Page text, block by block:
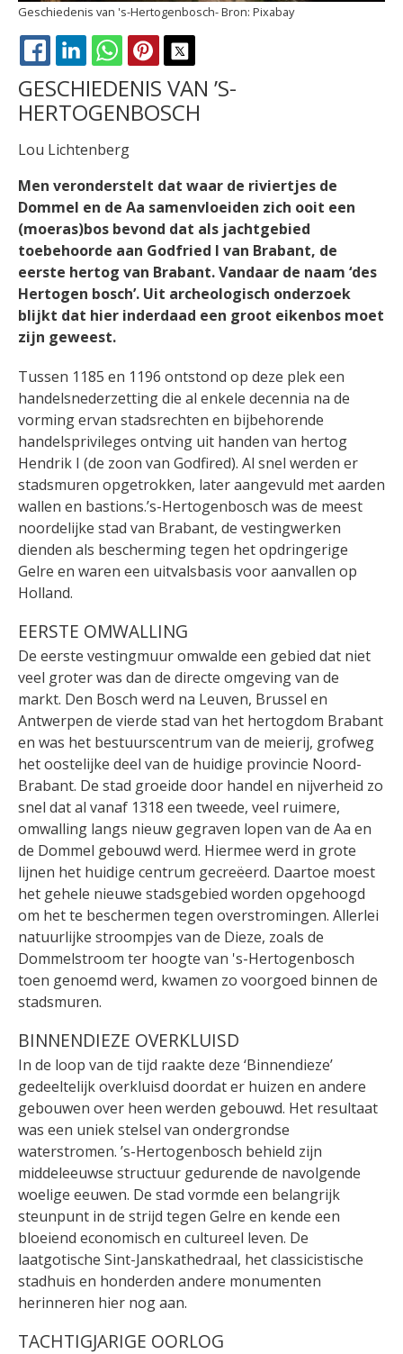
Geschiedenis van 's-Hertogenbosch Pixabay
FACEBOOK
LINKEDINWHATSAPPPINTEREST
GESCHIEDENIS VAN ’S-
HERTOGENBOSCH
Lou Lichtenberg
Men veronderstelt dat waar de riviertjes de
Dommel en de Aa samenvloeiden zich ooit een
(moeras)bos bevond dat als jachtgebied
toebehoorde aan Godfried I van Brabant, de
eerste hertog van Brabant. Vandaar de naam ‘des
Hertogen bosch’. Uit archeologisch onderzoek
blijkt dat hier inderdaad een groot eikenbos moet
zijn geweest.
Tussen 1185 en 1196 ontstond op deze plek een
handelsnederzetting die al enkele decennia na de
vorming ervan stadsrechten en bijbehorende
handelsprivileges ontving uit handen van hertog
Hendrik I (de zoon van Godfired). Al snel werden er
stadsmuren opgetrokken, later aangevuld met aarden
wallen en bastions.’s-Hertogenbosch was de meest
noordelijke stad van Brabant, de vestingwerken
dienden als bescherming tegen het opdringerige
Gelre en waren een uitvalsbasis voor aanvallen op
Holland.
EERSTE OMWALLING
De eerste vestingmuur omwalde een gebied dat niet
veel groter was dan de directe omgeving van de
markt. Den Bosch werd na Leuven, Brussel en
Antwerpen de vierde stad van het hertogdom Brabant
en was het bestuurscentrum van de meierij, grofweg
het oostelijke deel van de huidige provincie Noord-
Brabant. De stad groeide door handel en nijverheid zo
snel dat al vanaf 1318 een tweede, veel ruimere,
omwalling langs nieuw gegraven lopen van de Aa en
de Dommel gebouwd werd. Hiermee werd in grote
lijnen het huidige centrum gecreëerd. Daartoe moest
het gehele nieuwe stadsgebied worden opgehoogd
om het te beschermen tegen overstromingen. Allerlei
natuurlijke stroompjes van de Dieze, zoals de
Dommelstroom ter hoogte van 's-Hertogenbosch
toen genoemd werd, kwamen zo voorgoed binnen de
stadsmuren.
BINNENDIEZE OVERKLUISD
In de loop van de tijd raakte deze ‘Binnendieze’
gedeeltelijk overkluisd doordat er huizen en andere
gebouwen over heen werden gebouwd. Het resultaat
was een uniek stelsel van ondergrondse
waterstromen. ’s-Hertogenbosch behield zijn
middeleeuwse structuur gedurende de navolgende
woelige eeuwen. De stad vormde een belangrijk
steunpunt in de strijd tegen Gelre en kende een
bloeiend economisch en cultureel leven. De
laatgotische Sint-Janskathedraal, het classicistische
stadhuis en honderden andere monumenten
herinneren hier nog aan.
TACHTIGJARIGE OORLOG